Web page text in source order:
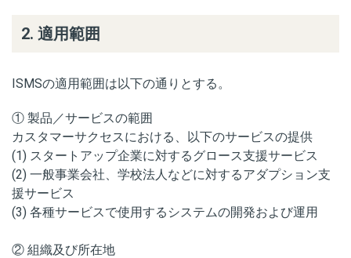
2. 適用範囲
ISMSの適用範囲は以下の通りとする。
① 製品／サービスの範囲
カスタマーサクセスにおける、以下のサービスの提供
(1) スタートアップ企業に対するグロース支援サービス
(2) 一般事業会社、学校法人などに対するアダプション支
援サービス
(3) 各種サービスで使用するシステムの開発および運用
② 組織及び所在地